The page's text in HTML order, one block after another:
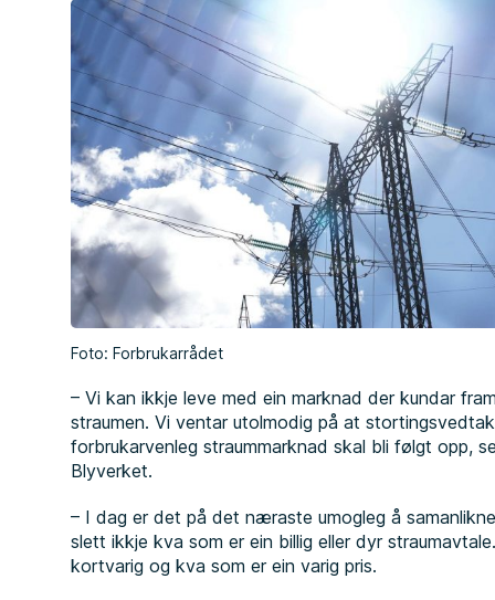
Foto: Forbrukarrådet
– Vi kan ikkje leve med ein marknad der kundar
straumen. Vi ventar utolmodig på at
forbrukarvenleg straummarknad skal bli følgt opp,
Blyverket.
– I dag er det på det næraste umogleg å
slett ikkje kva som er ein billig eller dyr
kortvarig og kva som er ein varig pris.